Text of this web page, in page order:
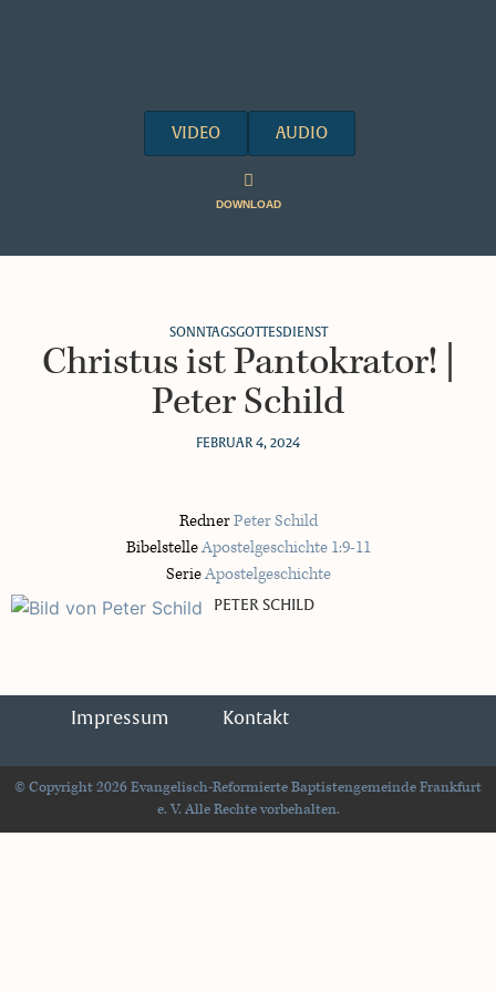
VIDEO AUDIO
DOWNLOAD
SONNTAGSGOTTESDIENST
Christus ist Pantokrator! |
Peter Schild
FEBRUAR 4, 2024
RednerPeter Schild
BibelstelleApostelgeschichte 1:9-11
SerieApostelgeschichte
PETER SCHILD
Impressum Kontakt
© Copyright 2026 Evangelisch-Reformierte Baptistengemeinde Frankfurt
e. V. Alle Rechte vorbehalten.